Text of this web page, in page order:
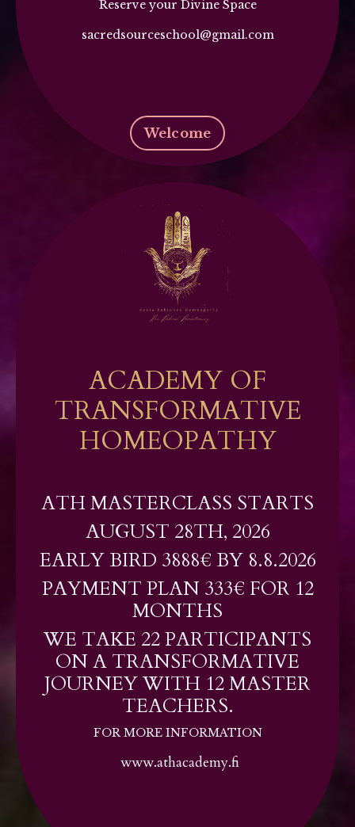
Reserve your Divine Space
sacredsourceschool@gmail.com
Welcome
ACADEMY OF
TRANSFORMATIVE
HOMEOPATHY
ATH MASTERCLASS STARTS
AUGUST 28TH, 2026
EARLY BIRD 3888€ BY 8.8.2026
PAYMENT PLAN 333€ FOR 12
MONTHS
WE TAKE 22 PARTICIPANTS
ON A TRANSFORMATIVE
JOURNEY WITH 12 MASTER
TEACHERS.
FOR MORE INFORMATION
www.athacademy.fi